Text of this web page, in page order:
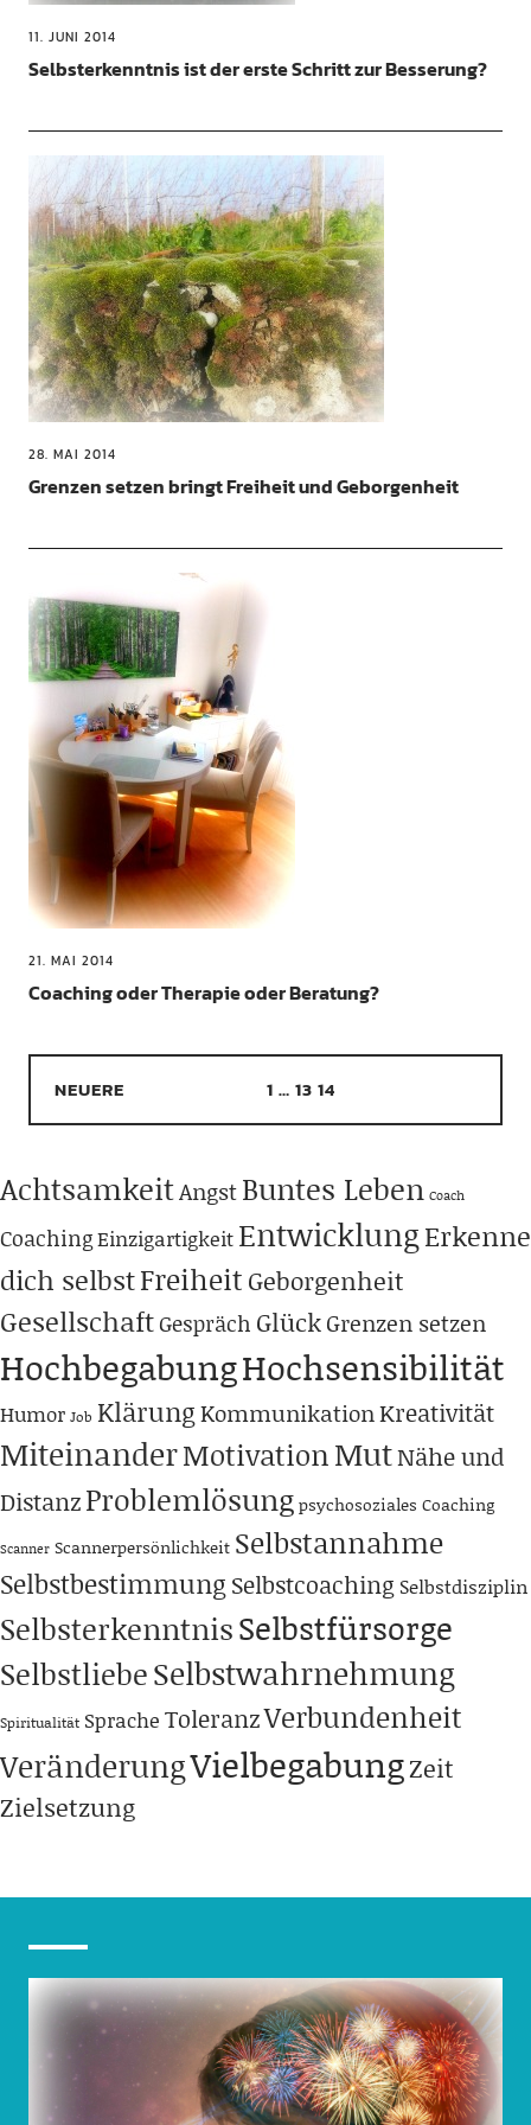
11. JUNI 2014
Selbsterkenntnis ist der erste Schritt zur Besserung?
28. MAI 2014
Grenzen setzen bringt Freiheit und Geborgenheit
21. MAI 2014
Coaching oder Therapie oder Beratung?
NEUERE 1 … 13 14
AchtsamkeitAngstBuntes Leben Coach
CoachingEinzigartigkeit EntwicklungErkenne
dich selbstFreiheit Geborgenheit
GesellschaftGespräch GlückGrenzen setzen
HochbegabungHochsensibilität
Humor Job KlärungKommunikationKreativität
MiteinanderMotivationMutNähe und
DistanzProblemlösungpsychosoziales Coaching
Scanner Scannerpersönlichkeit Selbstannahme
Selbstbestimmung Selbstcoaching Selbstdisziplin
SelbsterkenntnisSelbstfürsorge
SelbstliebeSelbstwahrnehmung
Spiritualität Sprache ToleranzVerbundenheit
VeränderungVielbegabungZeit
Zielsetzung